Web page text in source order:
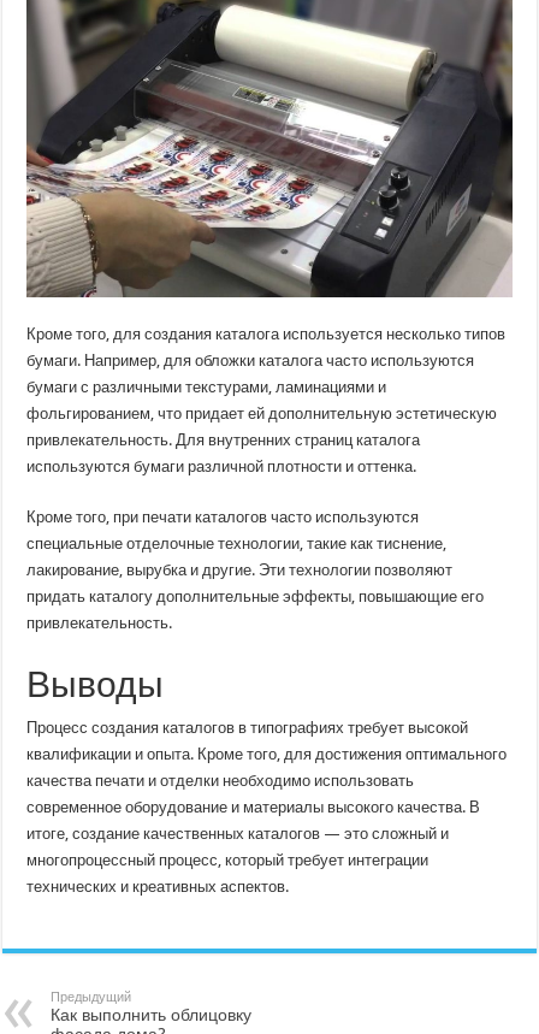
Кроме того, для создания каталога используется несколько типов
бумаги. Например, для обложки каталога часто используются
бумаги с различными текстурами, ламинациями и
фольгированием, что придает ей дополнительную эстетическую
привлекательность. Для внутренних страниц каталога
используются бумаги различной плотности и оттенка.
Кроме того, при печати каталогов часто используются
специальные отделочные технологии, такие как тиснение,
лакирование, вырубка и другие. Эти технологии позволяют
придать каталогу дополнительные эффекты, повышающие его
привлекательность.
Выводы
Процесс создания каталогов в типографиях требует высокой
квалификации и опыта. Кроме того, для достижения оптимального
качества печати и отделки необходимо использовать
современное оборудование и материалы высокого качества. В
итоге, создание качественных каталогов — это сложный и
многопроцессный процесс, который требует интеграции
технических и креативных аспектов.
Предыдущий
Как выполнить облицовку